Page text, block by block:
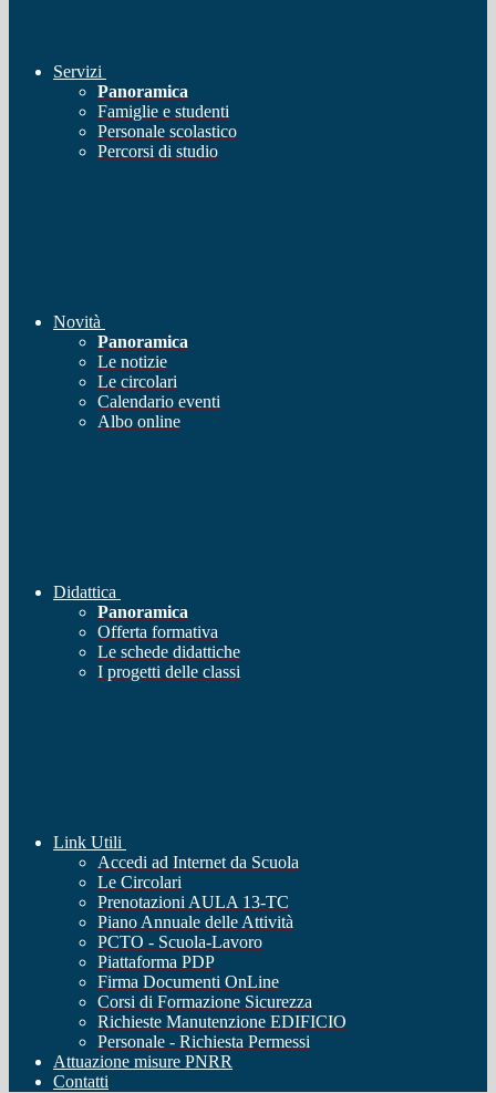
Servizi
Panoramica
Famiglie e studenti
Personale scolastico
Percorsi di studio
Novità
Panoramica
Le notizie
Le circolari
Calendario eventi
Albo online
Didattica
Panoramica
Offerta formativa
Le schede didattiche
I progetti delle classi
Link Utili
Accedi ad Internet da Scuola
Le Circolari
Prenotazioni AULA 13-TC
Piano Annuale delle Attività
PCTO - Scuola-Lavoro
Piattaforma PDP
Firma Documenti OnLine
Corsi di Formazione Sicurezza
Richieste Manutenzione EDIFICIO
Personale - Richiesta Permessi
Attuazione misure PNRR
Contatti